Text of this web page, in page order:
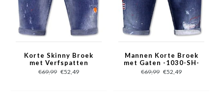
Korte Skinny Broek
met Verfspatten
Heren -1008-SH-
Blauw
€69,99 €52,49
Mannen Korte Broek
met Gaten -1030-SH-
Blauw
€69,99 €52,49